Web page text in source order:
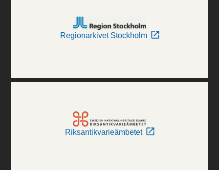
Regionarkivet Stockholm
Riksantikvarieämbetet